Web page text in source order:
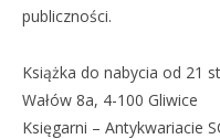
publiczności.
Książka do nabycia od 21
Wałów 8a, 4-100 Gliwice
Księgarni – Antykwariacie